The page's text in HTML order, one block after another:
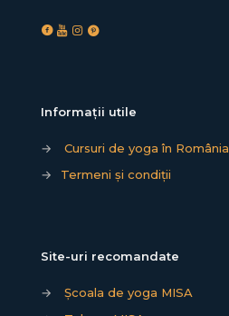
Informații utile
→
Cursuri de yoga în România
→
Termeni și condiții
Site-uri recomandate
→
Școala de yoga MISA